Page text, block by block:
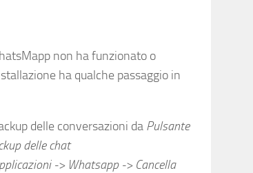
non ha funzionato o
ha qualche passaggio in
delle conversazioni da Pulsante
delle chat
-> Whatsapp -> Cancella